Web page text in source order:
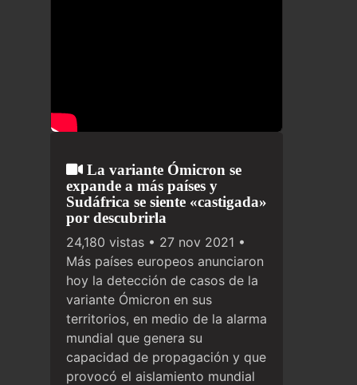
La variante Ómicron se
expande a más países y
Sudáfrica se siente «castigada»
por descubrirla
24,180 vistas • 27 nov 2021 •
Más países europeos anunciaron
hoy la detección de casos de la
variante Ómicron en sus
territorios, en medio de la alarma
mundial que genera su
capacidad de propagación y que
provocó el aislamiento mundial